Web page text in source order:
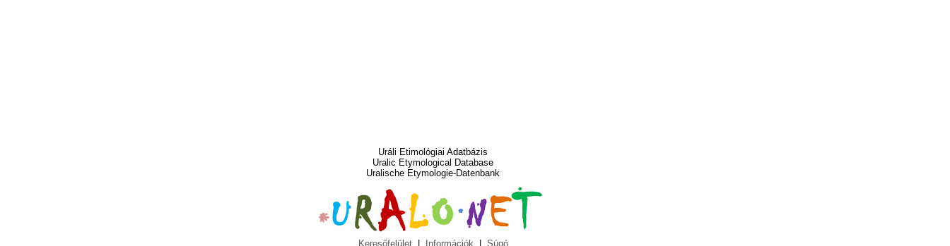
Uráli Etimológiai Adatbázis
Uralic Etymological Database
Uralische Etymologie-Datenbank
Keresőfelület| Információk| Súgó